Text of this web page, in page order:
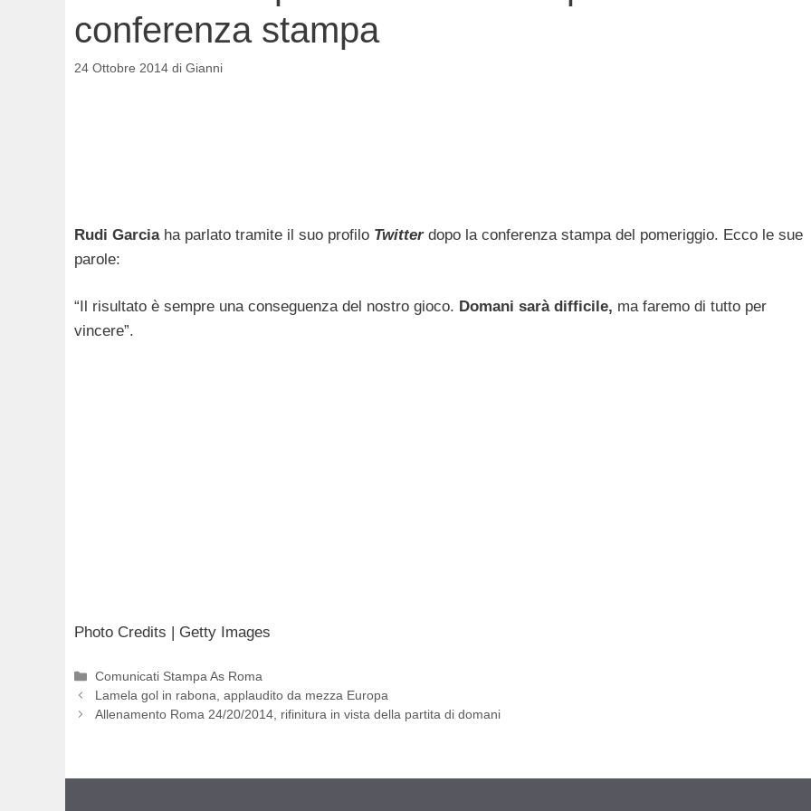
conferenza stampa
24 Ottobre 2014 di Gianni
Rudi Garciaha parlato tramite il suo profilo Twitterdopo la conferenza stampa del pomeriggio. Ecco le sue
parole:
“Il risultato è sempre una conseguenza del nostro gioco. Domani sarà difficile, ma faremo di tutto per
vincere”.
Photo Credits | Getty Images
Categorie
Comunicati Stampa As Roma
Lamela gol in rabona, applaudito da mezza Europa
Allenamento Roma 24/20/2014, rifinitura in vista della partita di domani